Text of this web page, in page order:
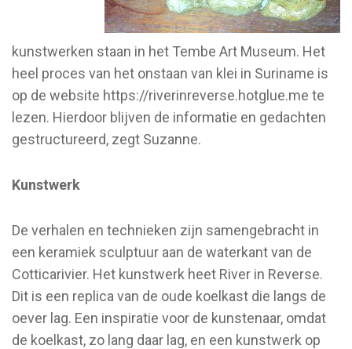
kunstwerken staan in het Tembe Art Museum. Het
heel proces van het onstaan van klei in Suriname is
op de website https://riverinreverse.hotglue.me te
lezen. Hierdoor blijven de informatie en gedachten
gestructureerd, zegt Suzanne.
Kunstwerk
De verhalen en technieken zijn samengebracht in
een keramiek sculptuur aan de waterkant van de
Cotticarivier. Het kunstwerk heet River in Reverse.
Dit is een replica van de oude koelkast die langs de
oever lag. Een inspiratie voor de kunstenaar, omdat
de koelkast, zo lang daar lag, en een kunstwerk op